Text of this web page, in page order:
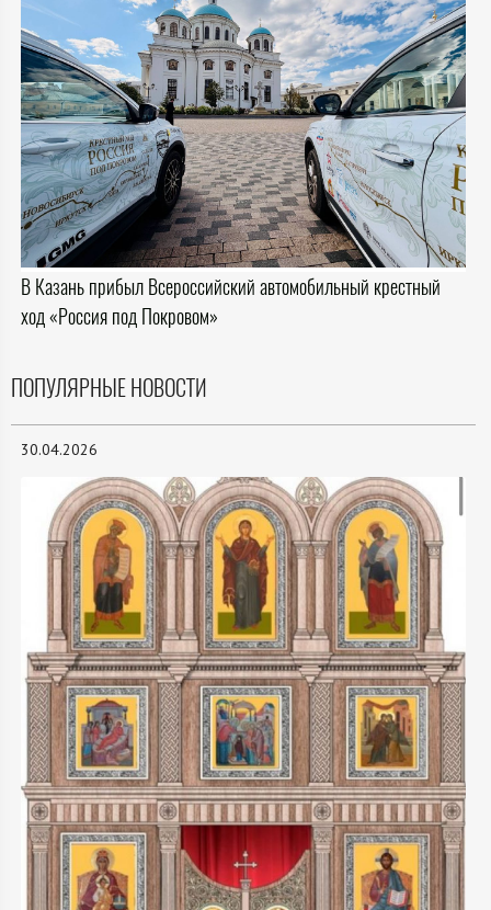
В Казань прибыл Всероссийский автомобильный крестный
ход «Россия под Покровом»
ПОПУЛЯРНЫЕ НОВОСТИ
30.04.2026